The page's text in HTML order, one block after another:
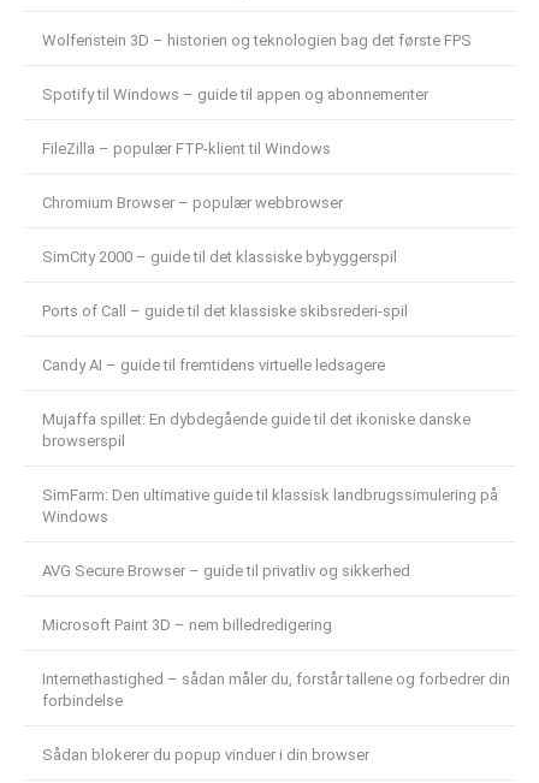
Wolfenstein 3D – historien og teknologien bag det første FPS
Spotify til Windows – guide til appen og abonnementer
FileZilla – populær FTP-klient til Windows
Chromium Browser – populær webbrowser
SimCity 2000 – guide til det klassiske bybyggerspil
Ports of Call – guide til det klassiske skibsrederi-spil
Candy AI – guide til fremtidens virtuelle ledsagere
Mujaffa spillet: En dybdegående guide til det ikoniske danske
browserspil
SimFarm: Den ultimative guide til klassisk landbrugssimulering på
Windows
AVG Secure Browser – guide til privatliv og sikkerhed
Microsoft Paint 3D – nem billedredigering
Internethastighed – sådan måler du, forstår tallene og forbedrer din
forbindelse
Sådan blokerer du popup vinduer i din browser